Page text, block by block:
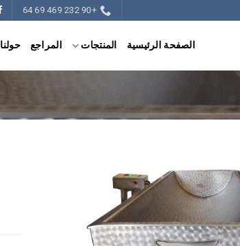
+90 232 469 69 64
الصفحة الرئيسية المنتجات المراجع حولنا